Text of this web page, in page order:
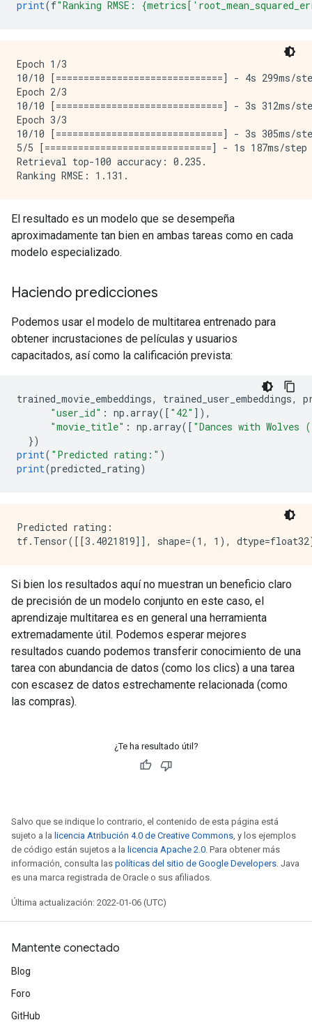
print(f"Ranking RMSE:
Epoch 1/3
10/10 [==============================] - 4s
Epoch 2/3
10/10 [==============================] - 3s
Epoch 3/3
10/10 [==============================] - 3s
5/5 [==============================] - 1s
Retrieval top-100 accuracy: 0.235.
El resultado es un modelo que se desempeña
aproximadamente tan bien en ambas tareas como en cada
modelo especializado.
Haciendo predicciones
Podemos usar el modelo de multitarea entrenado para
obtener incrustaciones de películas y usuarios
capacitados, así como la calificación prevista:
trained_movie_embeddings, trained_user_embeddings,
"user_id" : np .array([ "42" ]),
"movie_title" : np .array([ "Dances with Wolves
})
print( "Predicted rating:" )
print(predicted_rating)
Predicted rating:
Si bien los resultados aquí no muestran un beneficio claro
de precisión de un modelo conjunto en este caso, el
aprendizaje multitarea es en general una herramienta
extremadamente útil. Podemos esperar mejores
resultados cuando podemos transferir conocimiento de una
tarea con abundancia de datos (como los clics) a una tarea
con escasez de datos estrechamente relacionada (como
las compras).
¿Te ha resultado útil?
Salvo que se indique lo contrario, el contenido de esta página está
sujeto a la licencia Atribución 4.0 de Creative Commons, y los ejemplos
de código están sujetos a la licencia Apache 2.0. Para obtener más
información, consulta las políticas del sitio de Google Developers. Java
es una marca registrada de Oracle o sus afiliados.
Última actualización: 2022-01-06 (UTC)
Mantente conectado
Blog
Foro
GitHub